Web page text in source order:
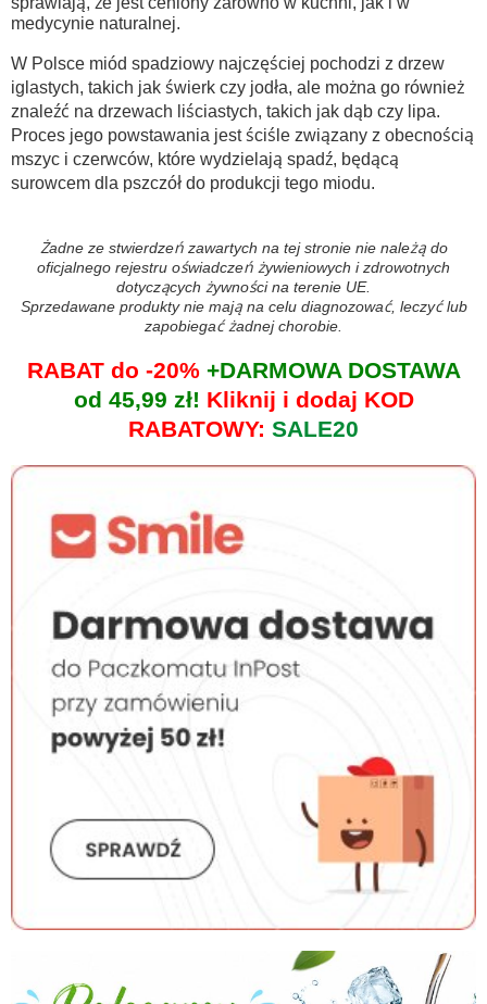
medycynie naturalnej.
W Polsce miód spadziowy najczęściej pochodzi z drzew
iglastych, takich jak świerk czy jodła, ale można go również
znaleźć na drzewach liściastych, takich jak dąb czy lipa.
Proces jego powstawania jest ściśle związany z obecnością
mszyc i czerwców, które wydzielają spadź, będącą
surowcem dla pszczół do produkcji tego miodu.
Żadne ze stwierdzeń zawartych na tej stronie nie należą do
oficjalnego rejestru oświadczeń żywieniowych i zdrowotnych
dotyczących żywności na terenie UE.
Sprzedawane produkty nie mają na celu diagnozować, leczyć lub
zapobiegać żadnej chorobie.
RABAT do -20%+DARMOWA DOSTAWA
od 45,99 zł! Kliknij i dodaj KOD
RABATOWY: SALE20